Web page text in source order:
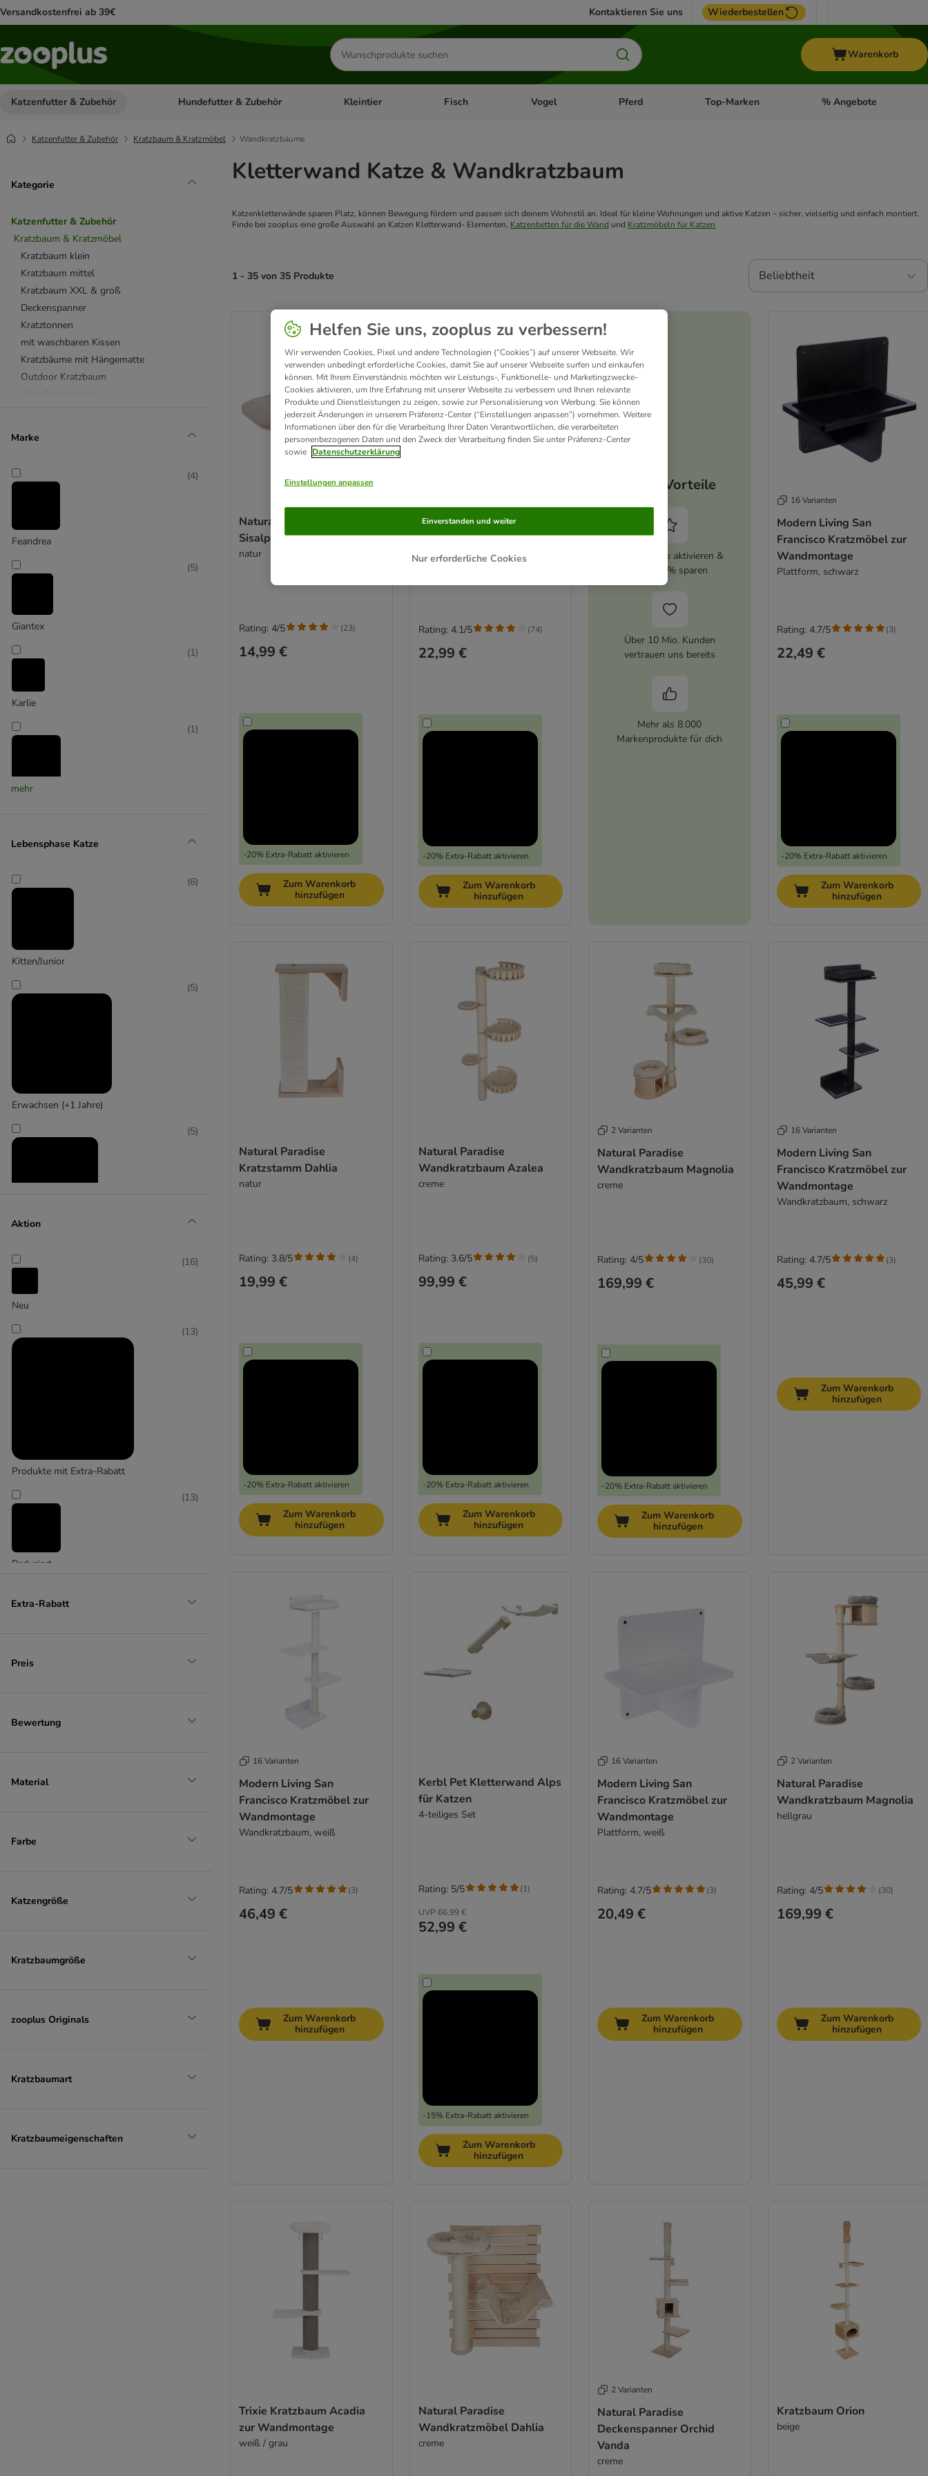
Versandkostenfrei ab 39€ Kontaktieren Sie uns Wiederbestellen
Produkte
suchen
Warenkorb
Katzenfutter & Zubehör Kategorie-Menü öffnen: Katzenfutter & Zubehör
Hundefutter & Zubehör Kategorie-Menü öffnen: Hundefutter & Zubehör
Kleintier Kategorie-Menü öffnen: Kleintier
Fisch Kategorie-Menü öffnen: Fisch
Vogel Kategorie-Menü öffnen: Vogel
Pferd Kategorie-Menü öffnen: Pferd
Top-Marken Kategorie-Menü öffnen:
% Angebote
Katzenfutter & Zubehör Kratzbaum & Kratzmöbel Wandkratzbäume
Kategorie
Katzenfutter & Zubehör
Kratzbaum & Kratzmöbel
Kratzbaum klein
Kratzbaum mittel
Kratzbaum XXL & groß
Deckenspanner
Kratztonnen
mit waschbaren Kissen
Kratzbäume mit Hängematte
Outdoor Kratzbaum
Wandkratzbäume
Designed by Lotte Kratzbäume
Marke
Feandrea
(4)
Giantex
(5)
Karlie
(1)
Kerbl Pet
(1)
Lionto
Modern Living
mehr
Lebensphase Katze
Kitten/Junior
(6)
Erwachsen (+1 Jahre)
(5)
(5)
Aktion
Neu
(16)
Produkte mit Extra-Rabatt
(13)
Reduziert
(13)
Extra-Rabatt
Preis
Bewertung
Material
Farbe
Katzengröße
Kratzbaumgröße
zooplus Originals
Kratzbaumart
Kratzbaumeigenschaften
Kletterwand Katze & Wandkratzbaum
Katzenkletterwände sparen Platz, können Bewegung fördern und passen sich deinem Wohnstil an. Ideal für kleine Wohnungen und aktive Katzen – sicher, vielseitig und einfach montiert.
Finde bei zooplus eine große Auswahl an Katzen Kletterwand- Elementen, Katzenbetten für die Wand und Kratzmöbeln für Katzen
1 - 35 von 35 Produkte Beliebtheit
product items have been changed
Natural Paradise
Sisalplattform Dahlia
natur
14,99 €
-20% Extra-Rabatt aktivieren
Rating: 4/5 (23)
Zum Warenkorb
hinzufügen
Natural Paradise
Hängematte Dahlia
grau
22,99 €
-20% Extra-Rabatt aktivieren
Rating: 4.1/5 (74)
Zum Warenkorb
hinzufügen
Deine Vorteile
zooplus Abo aktivieren &
immer 5% sparen
Über 10 Mio. Kunden
vertrauen uns bereits
Mehr als 8.000
Markenprodukte für dich
16 Varianten
Modern Living San
Francisco Kratzmöbel zur
Wandmontage
Plattform, schwarz
22,49 €
-20% Extra-Rabatt aktivieren
Rating: 4.7/5 (3)
Zum Warenkorb
hinzufügen
Natural Paradise
Kratzstamm Dahlia
natur
19,99 €
-20% Extra-Rabatt aktivieren
Rating: 3.8/5 (4)
Zum Warenkorb
hinzufügen
Natural Paradise
Wandkratzbaum Azalea
creme
99,99 €
-20% Extra-Rabatt aktivieren
Rating: 3.6/5 (5)
Zum Warenkorb
hinzufügen
2 Varianten
Natural Paradise
Wandkratzbaum Magnolia
creme
169,99 €
-20% Extra-Rabatt aktivieren
Rating: 4/5 (30)
Zum Warenkorb
hinzufügen
16 Varianten
Modern Living San
Francisco Kratzmöbel zur
Wandmontage
Wandkratzbaum, schwarz
45,99 €
Rating: 4.7/5 (3)
Zum Warenkorb
hinzufügen
16 Varianten
Modern Living San
Francisco Kratzmöbel zur
Wandmontage
Wandkratzbaum, weiß
46,49 €
Rating: 4.7/5 (3)
Zum Warenkorb
hinzufügen
Kerbl Pet Kletterwand Alps
für Katzen
4-teiliges Set
UVP 66,99 €
52,99 €
-15% Extra-Rabatt aktivieren
Rating: 5/5 (1)
Zum Warenkorb
hinzufügen
16 Varianten
Modern Living San
Francisco Kratzmöbel zur
Wandmontage
Plattform, weiß
20,49 €
Rating: 4.7/5 (3)
Zum Warenkorb
hinzufügen
2 Varianten
Natural Paradise
Wandkratzbaum Magnolia
hellgrau
169,99 €
Rating: 4/5 (30)
Zum Warenkorb
hinzufügen
Trixie Kratzbaum Acadia
zur Wandmontage
weiß / grau
Natural Paradise
Wandkratzmöbel Dahlia
creme
2 Varianten
Natural Paradise
Deckenspanner Orchid
Vanda
creme
Kratzbaum Orion
beige
Helfen Sie uns, zooplus zu verbessern!
Wir verwenden Cookies, Pixel und andere Technologien (“Cookies”) auf unserer Webseite. Wir
verwenden unbedingt erforderliche Cookies, damit Sie auf unserer Webseite surfen und einkaufen
können. Mit Ihrem Einverständnis möchten wir Leistungs-, Funktionelle- und Marketingzwecke-
Cookies aktivieren, um Ihre Erfahrung mit unserer Webseite zu verbessern und Ihnen relevante
Produkte und Dienstleistungen zu zeigen, sowie zur Personalisierung von Werbung. Sie können
jederzeit Änderungen in unserem Präferenz-Center (“Einstellungen anpassen”) vornehmen. Weitere
Informationen über den für die Verarbeitung Ihrer Daten Verantwortlichen, die verarbeiteten
personenbezogenen Daten und den Zweck der Verarbeitung finden Sie unter Präferenz-Center
sowie Datenschutzerklärung
Einstellungen anpassen
Nur erforderliche Cookies
Einverstanden und weiter